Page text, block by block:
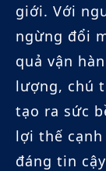
giới. Với
ngừng đổi
quả vận
lượng, chú
tạo ra sức
lợi thế
đáng tin